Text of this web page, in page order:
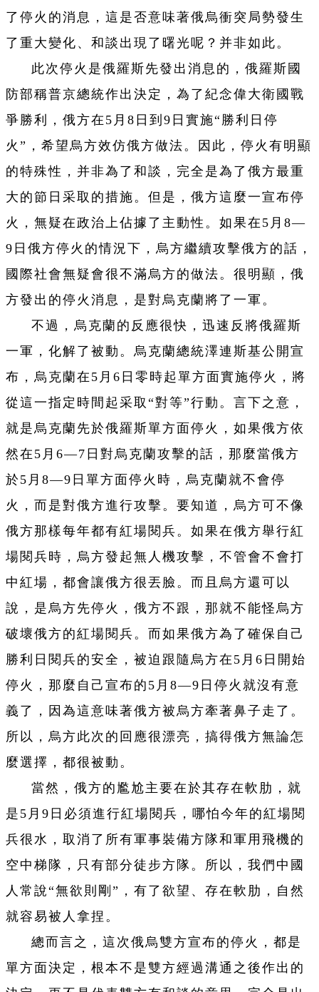
了停火的消息，這是否意味著俄烏衝突局勢發生
了重大變化、和談出現了曙光呢？并非如此。
此次停火是俄羅斯先發出消息的，俄羅斯國
防部稱普京總統作出決定，為了紀念偉大衛國戰
爭勝利，俄方在5月8日到9日實施“勝利日停
火”，希望烏方效仿俄方做法。因此，停火有明顯
的特殊性，并非為了和談，完全是為了俄方最重
大的節日采取的措施。但是，俄方這麼一宣布停
火，無疑在政治上佔據了主動性。如果在5月8—
9日俄方停火的情況下，烏方繼續攻擊俄方的話，
國際社會無疑會很不滿烏方的做法。很明顯，俄
方發出的停火消息，是對烏克蘭將了一軍。
不過，烏克蘭的反應很快，迅速反將俄羅斯
一軍，化解了被動。烏克蘭總統澤連斯基公開宣
布，烏克蘭在5月6日零時起單方面實施停火，將
從這一指定時間起采取“對等”行動。言下之意，
就是烏克蘭先於俄羅斯單方面停火，如果俄方依
然在5月6—7日對烏克蘭攻擊的話，那麼當俄方
於5月8—9日單方面停火時，烏克蘭就不會停
火，而是對俄方進行攻擊。要知道，烏方可不像
俄方那樣每年都有紅場閱兵。如果在俄方舉行紅
場閱兵時，烏方發起無人機攻擊，不管會不會打
中紅場，都會讓俄方很丟臉。而且烏方還可以
說，是烏方先停火，俄方不跟，那就不能怪烏方
破壞俄方的紅場閱兵。而如果俄方為了確保自己
勝利日閱兵的安全，被迫跟隨烏方在5月6日開始
停火，那麼自己宣布的5月8—9日停火就沒有意
義了，因為這意味著俄方被烏方牽著鼻子走了。
所以，烏方此次的回應很漂亮，搞得俄方無論怎
麼選擇，都很被動。
當然，俄方的尷尬主要在於其存在軟肋，就
是5月9日必須進行紅場閱兵，哪怕今年的紅場閱
兵很水，取消了所有軍事裝備方隊和軍用飛機的
空中梯隊，只有部分徒步方隊。所以，我們中國
人常說“無欲則剛”，有了欲望、存在軟肋，自然
就容易被人拿捏。
總而言之，這次俄烏雙方宣布的停火，都是
單方面決定，根本不是雙方經過溝通之後作出的